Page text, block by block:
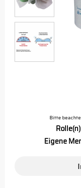
Bitte
Rolle(n)
Eigene